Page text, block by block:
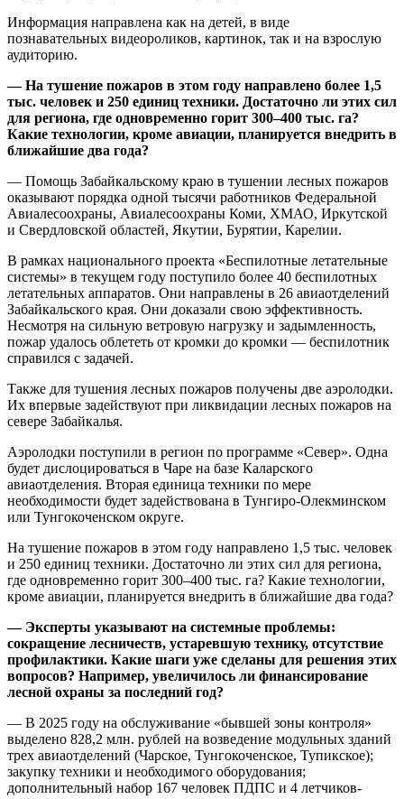
Информация направлена как на детей, в виде
познавательных видеороликов, картинок, так и на взрослую
аудиторию.
— На тушение пожаров в этом году направлено более 1,5
тыс. человек и 250 единиц техники. Достаточно ли этих сил
для региона, где одновременно горит 300–400 тыс. га?
Какие технологии, кроме авиации, планируется внедрить в
ближайшие два года?
— Помощь Забайкальскому краю в тушении лесных пожаров
оказывают порядка одной тысячи работников Федеральной
Авиалесоохраны, Авиалесоохраны Коми, ХМАО, Иркутской
и Свердловской областей, Якутии, Бурятии, Карелии.
В рамках национального проекта «Беспилотные летательные
системы» в текущем году поступило более 40 беспилотных
летательных аппаратов. Они направлены в 26 авиаотделений
Забайкальского края. Они доказали свою эффективность.
Несмотря на сильную ветровую нагрузку и задымленность,
пожар удалось облететь от кромки до кромки — беспилотник
справился с задачей.
Также для тушения лесных пожаров получены две аэролодки.
Их впервые задействуют при ликвидации лесных пожаров на
севере Забайкалья.
Аэролодки поступили в регион по программе «Север». Одна
будет дислоцироваться в Чаре на базе Каларского
авиаотделения. Вторая единица техники по мере
необходимости будет задействована в Тунгиро-Олекминском
или Тунгокоченском округе.
На тушение пожаров в этом году направлено 1,5 тыс. человек
и 250 единиц техники. Достаточно ли этих сил для региона,
где одновременно горит 300–400 тыс. га? Какие технологии,
кроме авиации, планируется внедрить в ближайшие два года?
— Эксперты указывают на системные проблемы:
сокращение лесничеств, устаревшую технику, отсутствие
профилактики. Какие шаги уже сделаны для решения этих
вопросов? Например, увеличилось ли финансирование
лесной охраны за последний год?
— В 2025 году на обслуживание «бывшей зоны контроля»
выделено 828,2 млн. рублей на возведение модульных зданий
трех авиаотделений (Чарское, Тунгокоченское, Тупикское);
закупку техники и необходимого оборудования;
дополнительный набор 167 человек ПДПС и 4 летчиков-